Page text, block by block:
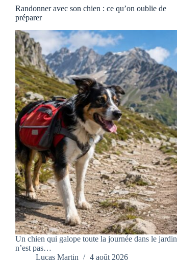
Randonner avec son chien : ce qu’on oublie de
préparer
Un chien qui galope toute la journée dans le jardin
n’est pas…
Lucas Martin
4 août 2026